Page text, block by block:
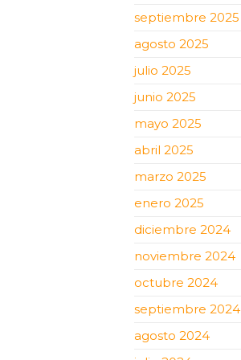
septiembre 2025
agosto 2025
julio 2025
junio 2025
mayo 2025
abril 2025
marzo 2025
enero 2025
diciembre 2024
noviembre 2024
octubre 2024
septiembre 2024
agosto 2024